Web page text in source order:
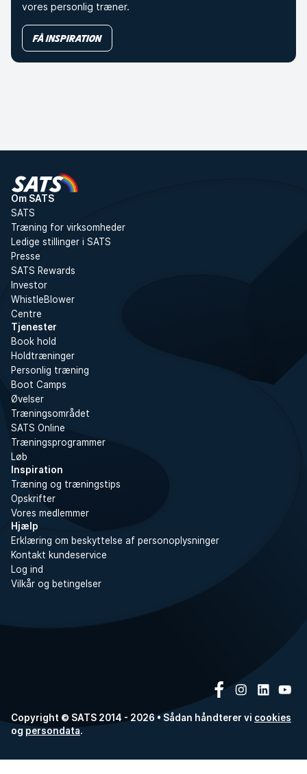
vores personlig træner.
Få inspiration
Om SATS
SATS
Træning for virksomheder
Ledige stillinger i SATS
Presse
SATS Rewards
Investor
WhistleBlower
Centre
Tjenester
Book hold
Holdtræninger
Personlig træning
Boot Camps
Øvelser
Træningsområdet
SATS Online
Træningsprogrammer
Løb
Inspiration
Træning og træningstips
Opskrifter
Vores medlemmer
Hjælp
Erklæring om beskyttelse af personoplysninger
Kontakt kundeservice
Log ind
Vilkår og betingelser
Copyright © SATS 2014 - 2026 • Sådan håndterer vi cookies
og persondata.